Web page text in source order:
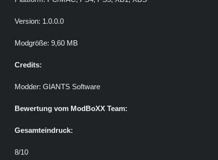
Version: 1.0.0.0
Modgröße: 9,60 MB
Credits:
Modder: GIANTS Software
Bewertung vom ModBoXX Team:
Gesamteindruck:
8/10